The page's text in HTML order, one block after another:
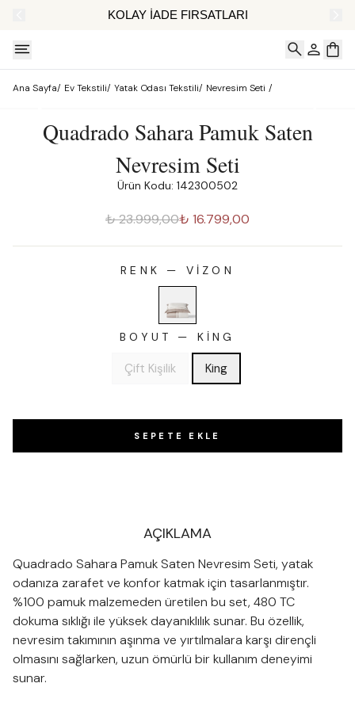
KOLAY İADE FIRSATLARI
Ana Sayfa/ Ev Tekstili/ Yatak Odası Tekstili/ Nevresim Seti /
Quadrado Sahara Pamuk Saten
Nevresim Seti
Ürün Kodu: 142300502
₺ 23.999,00₺ 16.799,00
RENK — VIZON
BOYUT — KING
Çift Kişilik King
SEPETE EKLE
AÇIKLAMA
Quadrado Sahara Pamuk Saten Nevresim Seti, yatak
odanıza zarafet ve konfor katmak için tasarlanmıştır.
%100 pamuk malzemeden üretilen bu set, 480 TC
dokuma sıklığı ile yüksek dayanıklılık sunar. Bu özellik,
nevresim takımının aşınma ve yırtılmalara karşı dirençli
olmasını sağlarken, uzun ömürlü bir kullanım deneyimi
sunar.